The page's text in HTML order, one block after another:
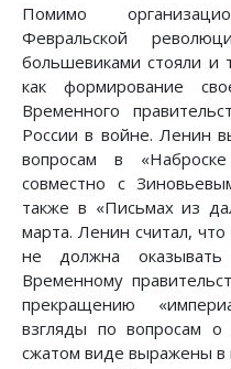
Помимо
Февральской
большевиками стояли и
как формирование
Временного
России в войне. Ленин
вопросам в «Наброске
совместно с
также в «Письмах из
марта. Ленин считал,
не должна оказывать
Временному
прекращению
взгляды по вопросам
сжатом виде выражены